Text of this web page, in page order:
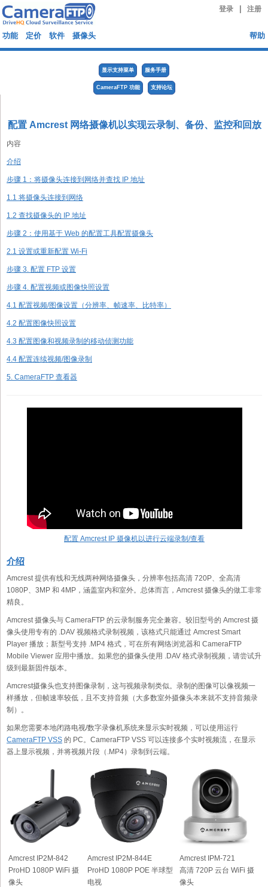
登录 注册
功能 定价 软件 摄像头 帮助
显示支持菜单 服务手册
CameraFTP 功能 支持论坛
配置 Amcrest 网络摄像机以实现云录制、备份、监控和回放
内容
介绍
步骤 1：将摄像头连接到网络并查找 IP 地址
1.1 将摄像头连接到网络
1.2 查找摄像头的 IP 地址
步骤 2：使用基于 Web 的配置工具配置摄像头
2.1 设置或重新配置 Wi-Fi
步骤 3. 配置 FTP 设置
步骤 4. 配置视频或图像快照设置
4.1 配置视频/图像设置（分辨率、帧速率、比特率）
4.2 配置图像快照设置
4.3 配置图像和视频录制的移动侦测功能
4.4 配置连续视频/图像录制
5. CameraFTP 查看器
配置 Amcrest IP 摄像机以进行云端录制/查看
介绍
Amcrest 提供有线和无线两种网络摄像头，分辨率包括高清 720P、全高清
1080P、3MP 和 4MP，涵盖室内和室外。总体而言，Amcrest 摄像头的做工非常
精良。
Amcrest 摄像头与 CameraFTP 的云录制服务完全兼容。较旧型号的 Amcrest 摄
像头使用专有的 .DAV 视频格式录制视频，该格式只能通过 Amcrest Smart
Player 播放；新型号支持 .MP4 格式，可在所有网络浏览器和 CameraFTP
Mobile Viewer 应用中播放。如果您的摄像头使用 .DAV 格式录制视频，请尝试升
级到最新固件版本。
Amcrest摄像头也支持图像录制，这与视频录制类似。录制的图像可以像视频一
样播放，但帧速率较低，且不支持音频（大多数室外摄像头本来就不支持音频录
制）。
如果您需要本地闭路电视/数字录像机系统来显示实时视频，可以使用运行
CameraFTP VSS 的 PC。CameraFTP VSS 可以连接多个实时视频流，在显示
器上显示视频，并将视频片段（.MP4）录制到云端。
Amcrest IP2M-842
ProHD 1080P WiFi 摄
像头
Amcrest IP2M-844E
ProHD 1080P POE 半球型
电视
Amcrest IPM-721
高清 720P 云台 WiFi 摄
像头